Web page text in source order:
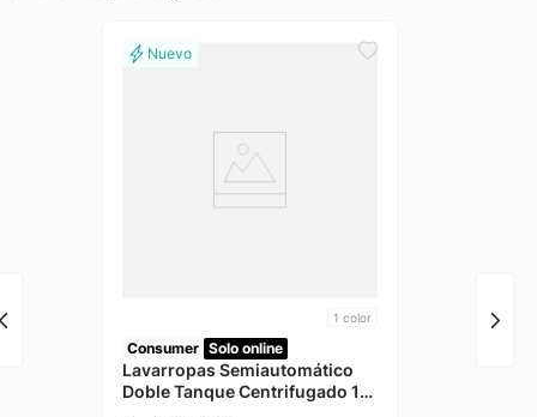
1 color
Consumer Solo online
Lavarropas Semiautomático
Doble Tanque Centrifugado 10